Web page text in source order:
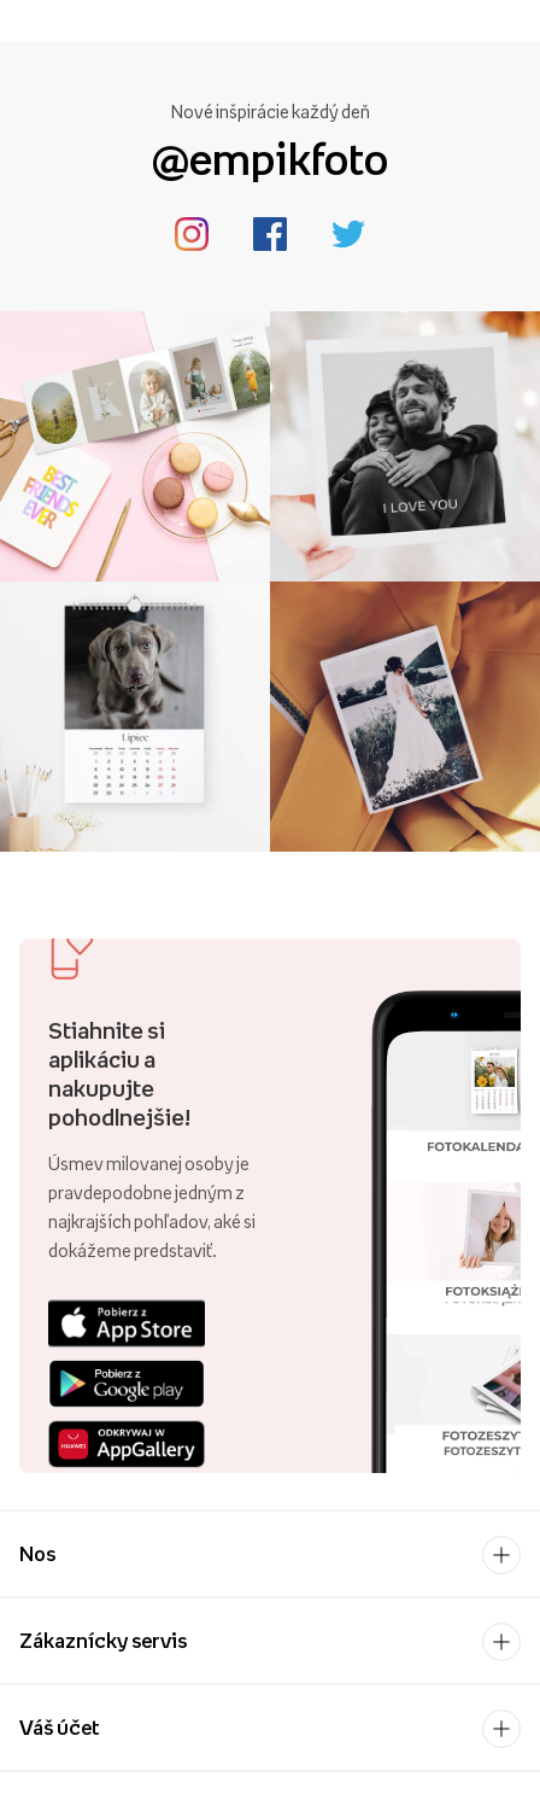
Nové inšpirácie každý deň
@empikfoto
Stiahnite si
aplikáciu a
nakupujte
pohodlnejšie!
Úsmev milovanej osoby je
pravdepodobne jedným z
najkrajších pohľadov, aké si
dokážeme predstaviť.
Nos
Zákaznícky servis
Váš účet